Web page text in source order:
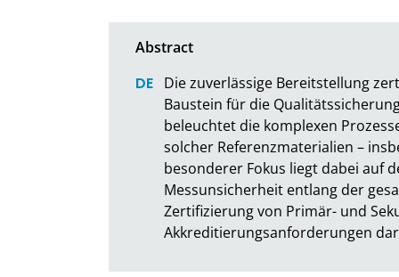
Die zuverlässige Bereitstellung
Baustein für die
beleuchtet die komplexen
solcher Referenzmaterialien –
besonderer Fokus liegt dabei auf
Messunsicherheit entlang der
Zertifizierung von Primär- und
Akkreditierungsanforderungen